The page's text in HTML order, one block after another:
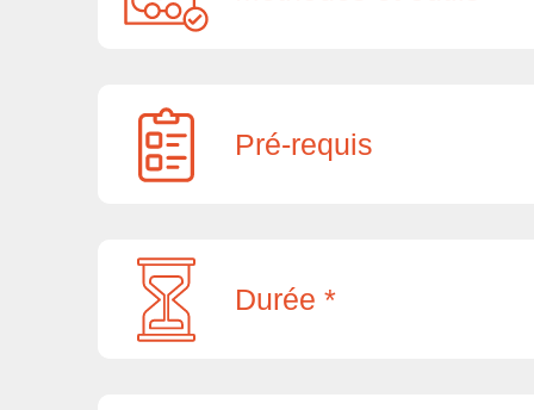
Pré-requis
Durée *